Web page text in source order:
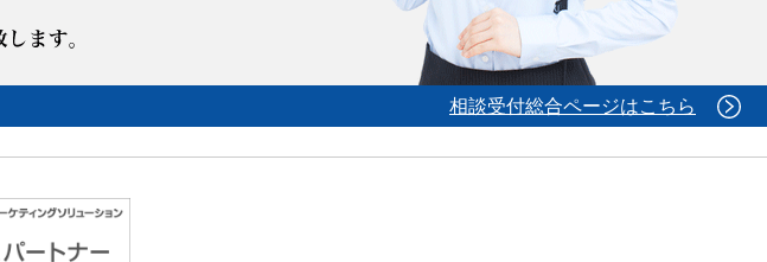
相談受付総合ページはこちら